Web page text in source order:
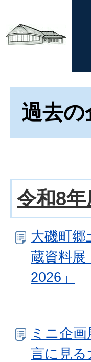
過去の
令和8年
大磯町郷
蔵資料展
2026」
ミニ企
言に見る